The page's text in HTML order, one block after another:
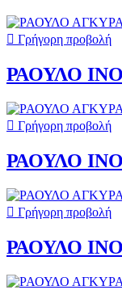
 Γρήγορη προβολή
ΡΑΟΥΛΟ
 Γρήγορη προβολή
ΡΑΟΥΛΟ
 Γρήγορη προβολή
ΡΑΟΥΛΟ